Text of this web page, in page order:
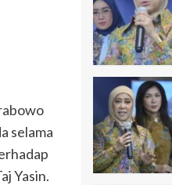
selama
Yasin.